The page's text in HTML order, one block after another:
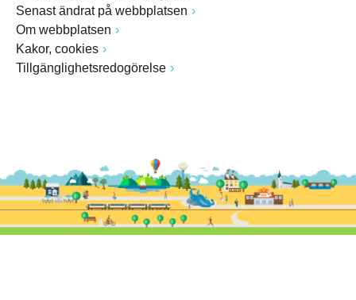
Senast ändrat på webbplatsen
Om webbplatsen
Kakor, cookies
Tillgänglighetsredogörelse